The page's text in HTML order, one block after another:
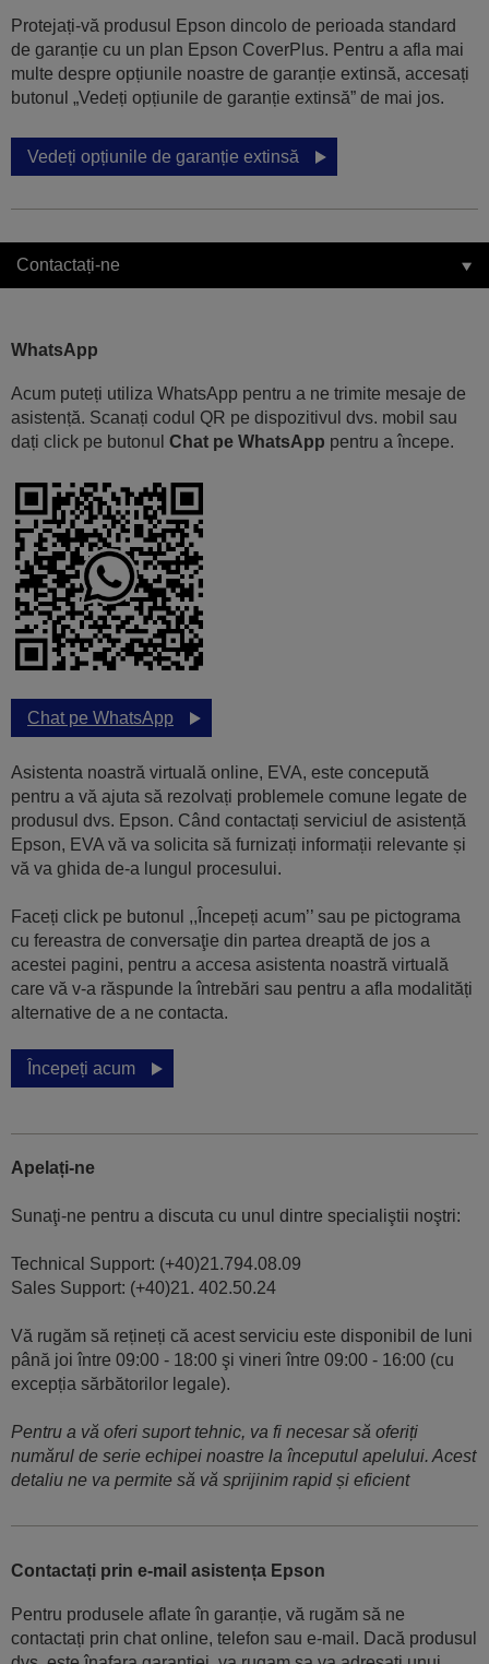
Protejați-vă produsul Epson dincolo de perioada standard
de garanție cu un plan Epson CoverPlus. Pentru a afla mai
multe despre opțiunile noastre de garanție extinsă, accesați
butonul „Vedeți opțiunile de garanție extinsă” de mai jos.
Vedeți opțiunile de garanție extinsă
Contactați-ne
WhatsApp
Acum puteți utiliza WhatsApp pentru a ne trimite mesaje de
asistență. Scanați codul QR pe dispozitivul dvs. mobil sau
dați click pe butonul Chat pe WhatsApp pentru a începe.
Chat pe WhatsApp
Asistenta noastră virtuală online, EVA, este concepută
pentru a vă ajuta să rezolvați problemele comune legate de
produsul dvs. Epson. Când contactați serviciul de asistență
Epson, EVA vă va solicita să furnizați informații relevante și
vă va ghida de-a lungul procesului.
Faceți click pe butonul ,,Începeți acum’’ sau pe pictograma
cu fereastra de conversaţie din partea dreaptă de jos a
acestei pagini, pentru a accesa asistenta noastră virtuală
care vă v-a răspunde la întrebări sau pentru a afla modalități
alternative de a ne contacta.
Începeți acum
Apelați-ne
Sunaţi-ne pentru a discuta cu unul dintre specialiştii noştri:
Technical Support: (+40)21.794.08.09
Sales Support: (+40)21. 402.50.24
Vă rugăm să rețineți că acest serviciu este disponibil de luni
până joi între 09:00 - 18:00 şi vineri între 09:00 - 16:00 (cu
excepția sărbătorilor legale).
Pentru a vă oferi suport tehnic, va fi necesar să oferiți
numărul de serie echipei noastre la începutul apelului. Acest
detaliu ne va permite să vă sprijinim rapid și eficient
Contactați prin e-mail asistența Epson
Pentru produsele aflate în garanție, vă rugăm să ne
contactați prin chat online, telefon sau e-mail. Dacă produsul